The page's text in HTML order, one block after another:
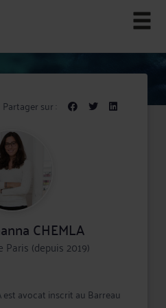
Partager sur :
CHEMLA
Paris (depuis 2019)
est avocat inscrit au Barreau